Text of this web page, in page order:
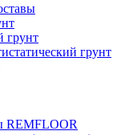
грунт
грунт
REMFLOOR